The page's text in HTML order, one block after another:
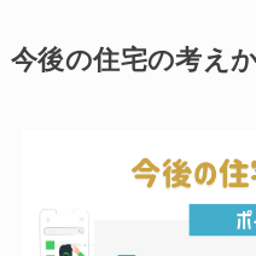
今後の住宅の考え